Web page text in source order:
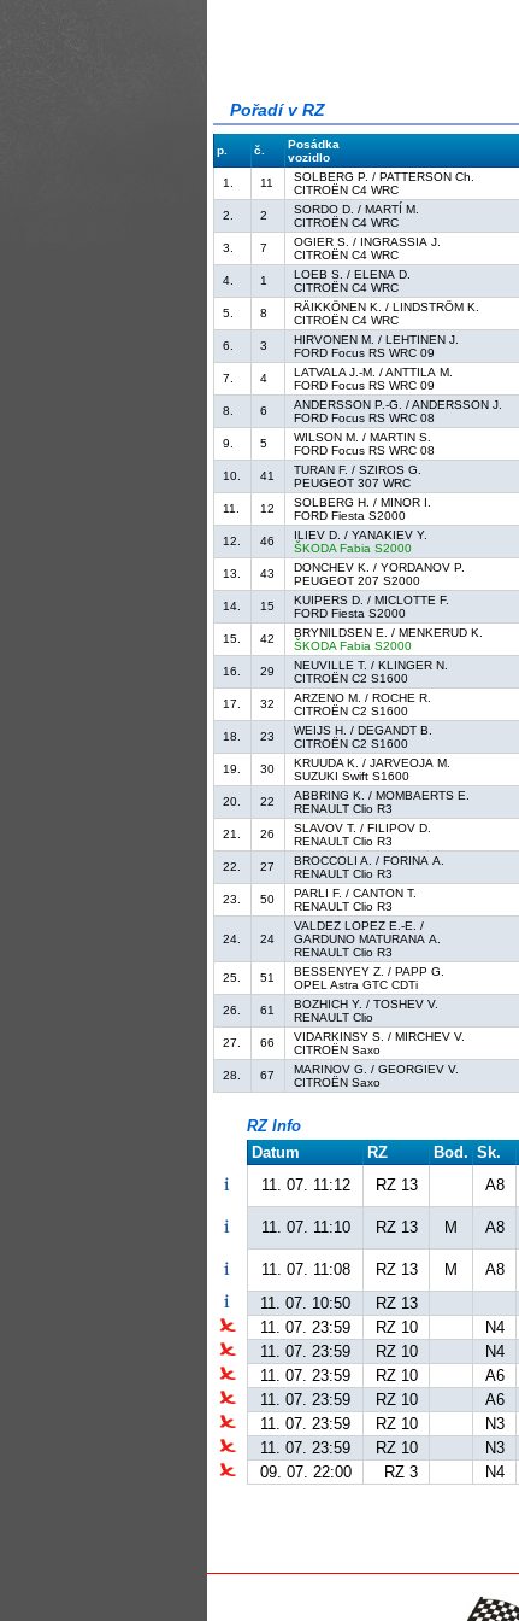
Pořadí v RZ
p. č.
Posádka
vozidlo
1.
11
SOLBERG P. / PATTERSON Ch.
CITROËN C4 WRC
2.
2
SORDO D. / MARTÍ M.
CITROËN C4 WRC
3.
7
OGIER S. / INGRASSIA J.
CITROËN C4 WRC
4.
1
LOEB S. / ELENA D.
CITROËN C4 WRC
5.
8
RÄIKKÖNEN K. / LINDSTRÖM K.
CITROËN C4 WRC
6.
3
HIRVONEN M. / LEHTINEN J.
FORD Focus RS WRC 09
7.
4
LATVALA J.-M. / ANTTILA M.
FORD Focus RS WRC 09
8.
6
ANDERSSON P.-G. / ANDERSSON J.
FORD Focus RS WRC 08
9.
5
WILSON M. / MARTIN S.
FORD Focus RS WRC 08
10.
41
TURAN F. / SZIROS G.
PEUGEOT 307 WRC
11.
12
SOLBERG H. / MINOR I.
FORD Fiesta S2000
12.
46
ILIEV D. / YANAKIEV Y.
ŠKODA Fabia S2000
13.
43
DONCHEV K. / YORDANOV P.
PEUGEOT 207 S2000
14.
15
KUIPERS D. / MICLOTTE F.
FORD Fiesta S2000
15.
42
BRYNILDSEN E. / MENKERUD K.
ŠKODA Fabia S2000
16.
29
NEUVILLE T. / KLINGER N.
CITROËN C2 S1600
17.
32
ARZENO M. / ROCHE R.
CITROËN C2 S1600
18.
23
WEIJS H. / DEGANDT B.
CITROËN C2 S1600
19.
30
KRUUDA K. / JARVEOJA M.
SUZUKI Swift S1600
20.
22
ABBRING K. / MOMBAERTS E.
RENAULT Clio R3
21.
26
SLAVOV T. / FILIPOV D.
RENAULT Clio R3
22.
27
BROCCOLI A. / FORINA A.
RENAULT Clio R3
23.
50
PARLI F. / CANTON T.
RENAULT Clio R3
24. 24
VALDEZ LOPEZ E.-E. /
GARDUNO MATURANA A.
RENAULT Clio R3
25. 51
BESSENYEY Z. / PAPP G.
OPEL Astra GTC CDTi
26.
61
BOZHICH Y. / TOSHEV V.
RENAULT Clio
27.
66
VIDARKINSY S. / MIRCHEV V.
CITROËN Saxo
28.
67
MARINOV G. / GEORGIEV V.
CITROËN Saxo
RZ Info
Datum
RZ Bod. Sk.
11. 07. 11:12
RZ 13 A8
11. 07. 11:10
RZ 13 M A8
11. 07. 11:08
RZ 13 M A8
11. 07. 10:50
RZ 13
11. 07. 23:59
RZ 10 N4
11. 07. 23:59
RZ 10 N4
11. 07. 23:59
RZ 10 A6
11. 07. 23:59
RZ 10 A6
11. 07. 23:59
RZ 10 N3
11. 07. 23:59
RZ 10 N3
09. 07. 22:00
RZ 3 N4